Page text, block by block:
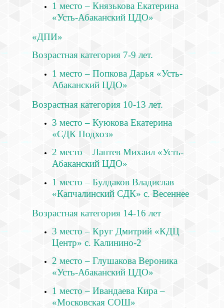
1 место – Князькова Екатерина
«Усть-Абаканский ЦДО»
«ДПИ»
Возрастная категория 7-9 лет.
1 место – Попкова Дарья «Усть-
Абаканский ЦДО»
Возрастная категория 10-13 лет.
3 место – Куюкова Екатерина
«СДК Подхоз»
2 место – Лаптев Михаил «Усть-
Абаканский ЦДО»
1 место – Булдаков Владислав
«Капчалинский СДК» с. Весеннее
Возрастная категория 14-16 лет
3 место – Круг Дмитрий «КДЦ
Центр» с. Калинино-2
2 место – Глушакова Вероника
«Усть-Абаканский ЦДО»
1 место – Ивандаева Кира –
«Московская СОШ»